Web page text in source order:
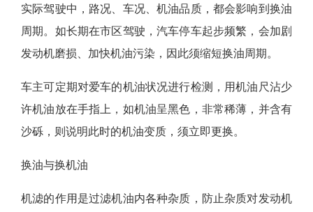
实际驾驶中，路况、车况、机油品质，都会影响到换油
周期。如长期在市区驾驶，汽车停车起步频繁，会加剧
发动机磨损、加快机油污染，因此须缩短换油周期。
车主可定期对爱车的机油状况进行检测，用机油尺沾少
许机油放在手指上，如机油呈黑色，非常稀薄，并含有
沙砾，则说明此时的机油变质，须立即更换。
换油与换机油
机滤的作用是过滤机油内各种杂质，防止杂质对发动机